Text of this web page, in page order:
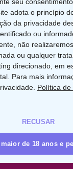
adota o princípio
da privacidade
ou
não
ou qualquer
direcionado, em
Para mais
Política
RECUSAR
de 18 anos e